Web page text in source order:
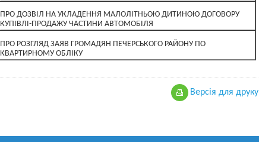
ПРО ДОЗВІЛ НА УКЛАДЕННЯ МАЛОЛІТНЬОЮ ДИТИНОЮ ДОГОВОРУ
КУПІВЛІ-ПРОДАЖУ ЧАСТИНИ АВТОМОБІЛЯ
ПРО РОЗГЛЯД ЗАЯВ ГРОМАДЯН ПЕЧЕРСЬКОГО РАЙОНУ ПО
КВАРТИРНОМУ ОБЛІКУ
Версiя для друку